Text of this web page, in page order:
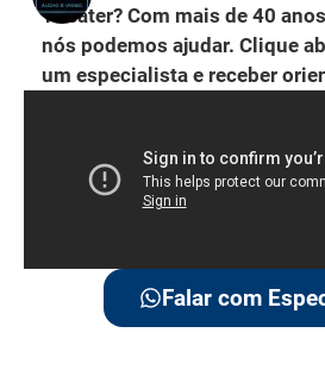
Theater? Com mais de 40
nós podemos ajudar. Clique
um especialista e receber
Falar com